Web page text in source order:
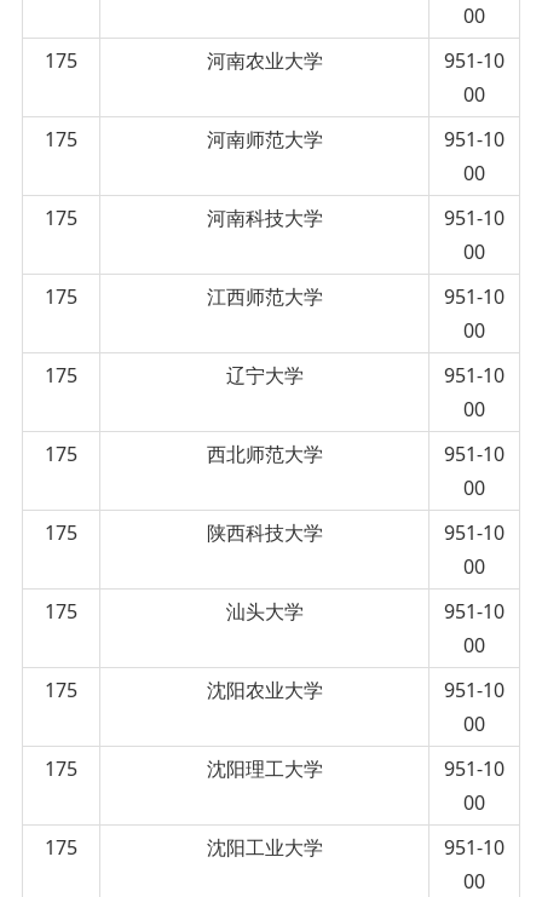
00
175
河南农业大学
951-10
00
175
河南师范大学
951-10
00
175
河南科技大学
951-10
00
175
江西师范大学
951-10
00
175
辽宁大学
951-10
00
175
西北师范大学
951-10
00
175
陕西科技大学
951-10
00
175
汕头大学
951-10
00
175
沈阳农业大学
951-10
00
175
沈阳理工大学
951-10
00
175
沈阳工业大学
951-10
00